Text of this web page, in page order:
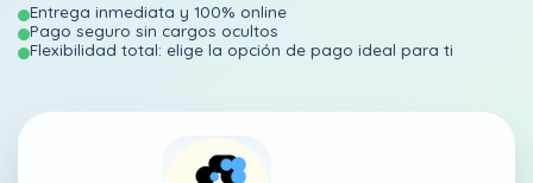
Entrega inmediata y 100% online
Pago seguro sin cargos ocultos
Flexibilidad total: elige la opción de pago ideal para ti